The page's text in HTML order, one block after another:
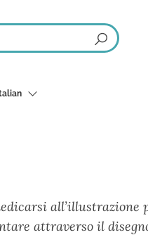
all’illustrazione
attraverso il